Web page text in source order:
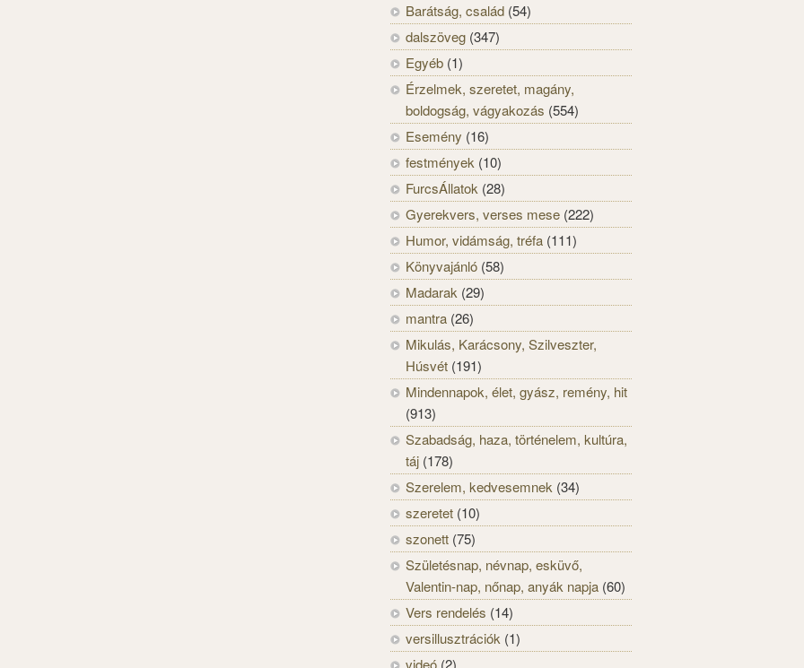
Barátság, család (54)
dalszöveg (347)
Egyéb (1)
Érzelmek, szeretet, magány,
boldogság, vágyakozás (554)
Esemény (16)
festmények (10)
FurcsÁllatok (28)
Gyerekvers, verses mese (222)
Humor, vidámság, tréfa (111)
Könyvajánló (58)
Madarak (29)
mantra (26)
Mikulás, Karácsony, Szilveszter,
Húsvét (191)
Mindennapok, élet, gyász, remény, hit
(913)
Szabadság, haza, történelem, kultúra,
táj (178)
Szerelem, kedvesemnek (34)
szeretet (10)
szonett (75)
Születésnap, névnap, esküvő,
Valentin-nap, nőnap, anyák napja (60)
Vers rendelés (14)
versillusztrációk (1)
videó (2)